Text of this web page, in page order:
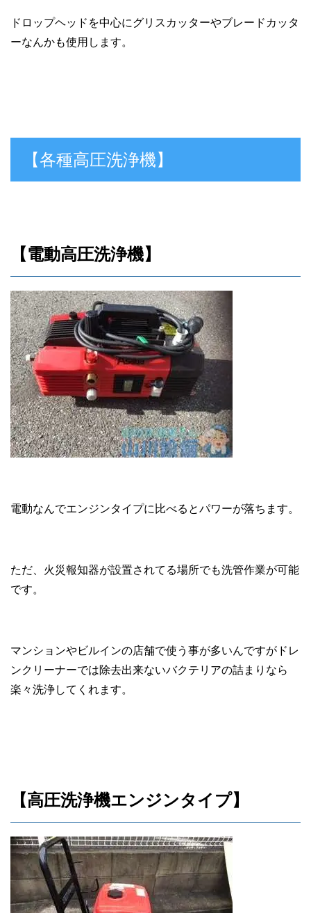
ドロップヘッドを中心にグリスカッターやブレードカッタ
ーなんかも使用します。
【各種高圧洗浄機】
【電動高圧洗浄機】
電動なんでエンジンタイプに比べるとパワーが落ちます。
ただ、火災報知器が設置されてる場所でも洗管作業が可能
です。
マンションやビルインの店舗で使う事が多いんですがドレ
ンクリーナーでは除去出来ないバクテリアの詰まりなら
楽々洗浄してくれます。
【高圧洗浄機エンジンタイプ】